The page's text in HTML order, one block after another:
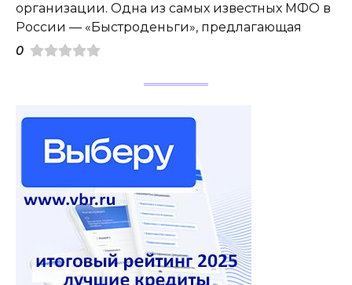
организации. Одна из самых известных МФО в
России — «Быстроденьги», предлагающая
0